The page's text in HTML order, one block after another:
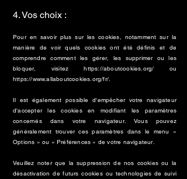
4. Vos choix :
Pour en savoir plus sur les cookies, notamment sur la
manière de voir quels cookies ont été définis et de
comprendre comment les gérer, les supprimer ou les
bloquer, visitezhttps://aboutcookies.org/ ou
https://www.allaboutcookies.org/fr/.
Il est également possible d'empêcher votre navigateur
d'accepter les cookies en modifiant les paramètres
concernés dans votre navigateur. Vous pouvez
généralement trouver ces paramètres dans le menu «
Options » ou « Préférences » de votre navigateur.
Veuillez noter que la suppression de nos cookies ou la
désactivation de futurs cookies ou technologies de suivi